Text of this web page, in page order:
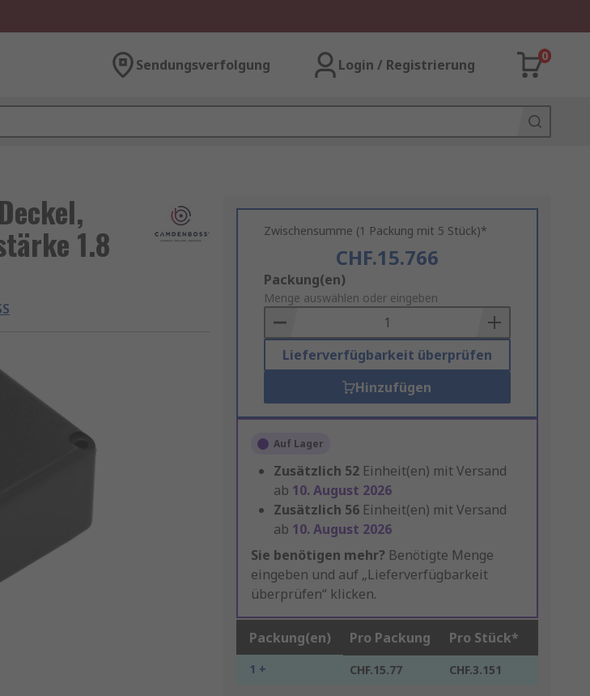
Sendungsverfolgung Login / Registrierung
0
1.8 Zwischensumme (1 Packung mit 5 Stück)*
CHF.15.766
Add
to
Basket
Packung(en)
Menge auswählen oder eingeben
Lieferverfügbarkeit überprüfen
Hinzufügen
Auf Lager
Zusätzlich 52 Einheit(en) mit Versand
ab 10. August 2026
Zusätzlich 56 Einheit(en) mit Versand
ab 10. August 2026
Sie benötigen mehr? Benötigte Menge
eingeben und auf „Lieferverfügbarkeit
überprüfen“ klicken.
Packung(en) Pro Packung Pro Stück*
1 + CHF.15.77 CHF.3.151